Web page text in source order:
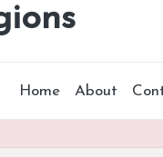
Home About